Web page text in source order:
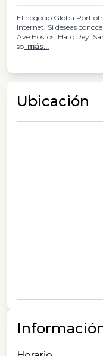
El negocio Globa Port
Internet. Si deseas
Ave Hostos. Hato Rey,
so más...
Ubicación